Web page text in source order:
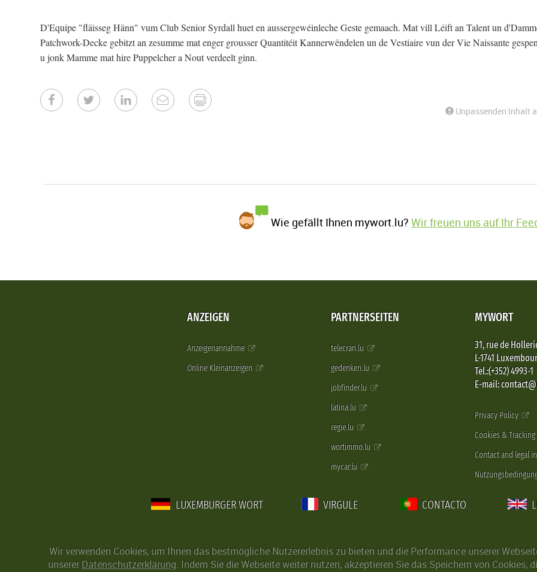
D'Equipe "fläisseg Hänn" vum Club Senior Syrdall huet en aussergewéinleche Geste gemaach. Mat vill Léift an Talent un
Patchwork-Decke gebitzt an zesumme mat enger grousser Quantitéit Kannerwëndelen un de Vestiaire vun der Vie Naissante
u jonk Mamme mat hire Puppelcher a Nout verdeelt ginn.
Unpassenden Inhalt
Wie gefällt Ihnen mywort.lu?Wir freuen uns auf Ihr
ANZEIGEN
Anzeigenannahme
Online Kleinanzeigen
PARTNERSEITEN
telecran.lu
gedenken.lu
jobfinder.lu
latina.lu
regie.lu
wortimmo.lu
mycar.lu
MYWORT
31, rue de
L-1741
Tel.:(+352) 4993-1
E-mail:
Privacy Policy
Cookies & Tracking
Contact and legal
LUXEMBURGER WORT VIRGULE CONTACTO
Wir verwenden Cookies, um Ihnen das bestmögliche Nutzererlebnis zu bieten und die Performance unserer
unserer Datenschutzerklärung. Indem Sie die Webseite weiter nutzen, akzeptieren Sie das Speichern von